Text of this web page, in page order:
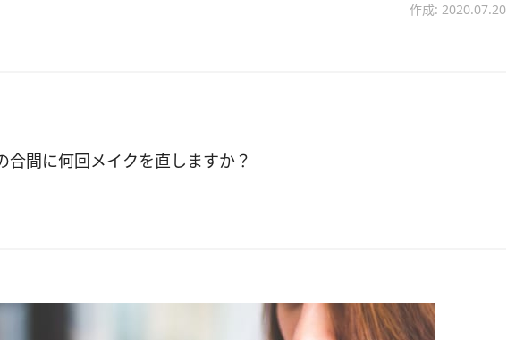
作成: 2020.07.20
合間に何回メイクを直しますか？